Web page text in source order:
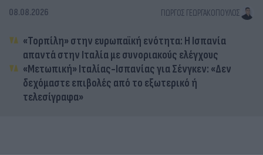
08.08.2026 ΓΙΏΡΓΟΣ ΓΕΩΡΓΑΚΌΠΟΥΛΟΣ
«Τορπίλη» στην ευρωπαϊκή ενότητα: Η Ισπανία
απαντά στην Ιταλία με συνοριακούς ελέγχους
«Μετωπική» Ιταλίας-Ισπανίας για Σένγκεν: «Δεν
δεχόμαστε επιβολές από το εξωτερικό ή
τελεσίγραφα»